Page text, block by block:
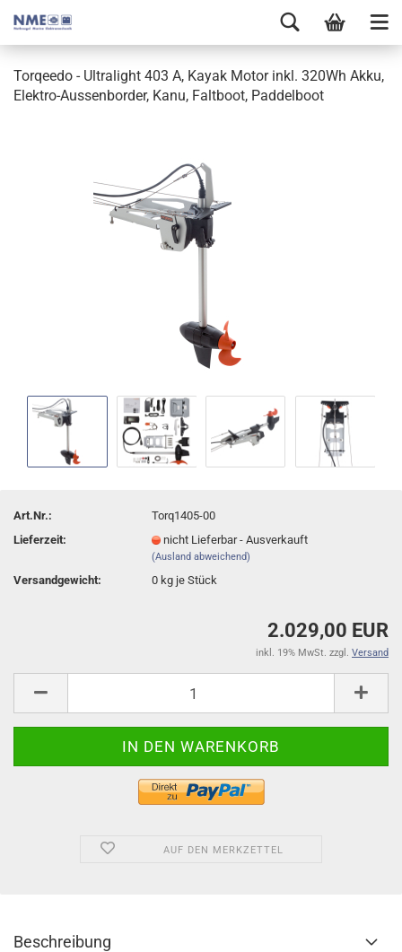
Torqeedo - Ultralight 403 A, Kayak Motor inkl. 320Wh Akku,
Elektro-Aussenborder, Kanu, Faltboot, Paddelboot
Art.Nr.:
Torq1405-00
Lieferzeit:
nicht Lieferbar - Ausverkauft
(Ausland abweichend)
Versandgewicht: 0 kg je Stück
2.029,00 EUR
inkl. 19% MwSt. zzgl. Versand
AUF DEN MERKZETTEL
Beschreibung